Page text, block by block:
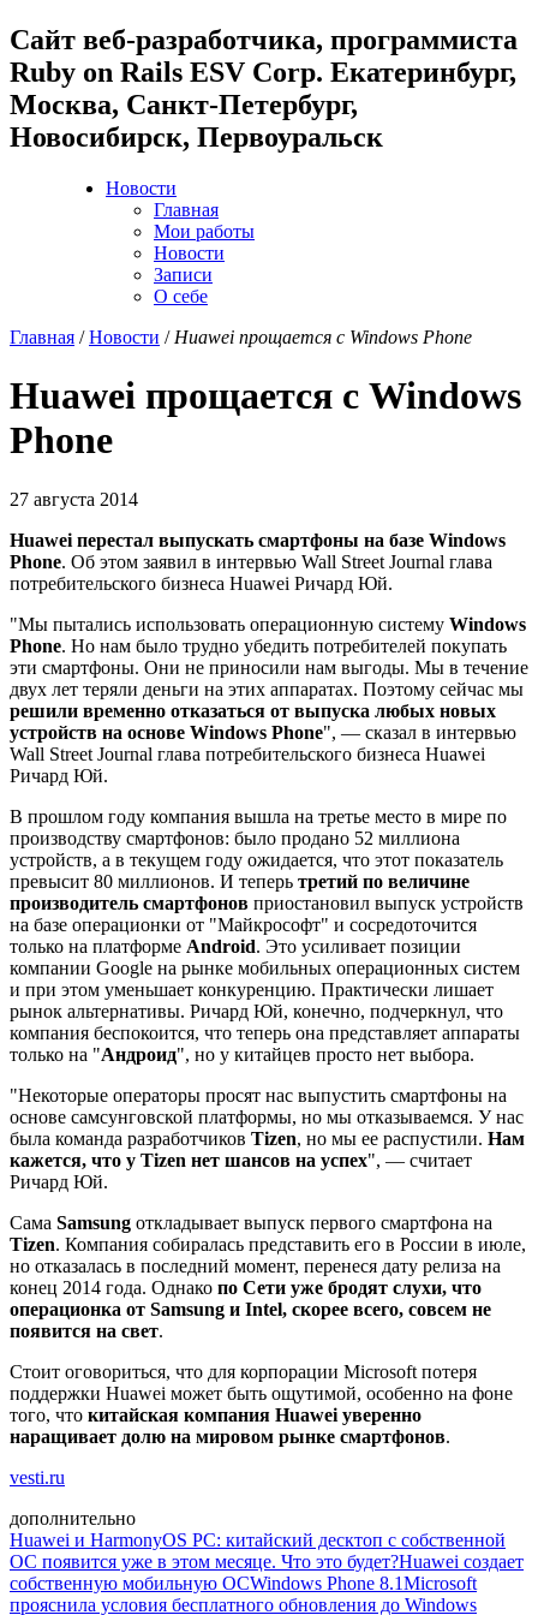
Cайт веб-разработчика, программиста
Ruby on Rails ESV Corp. Екатеринбург,
Москва, Санкт-Петербург,
Новосибирск, Первоуральск
Новости
Главная
Мои работы
Новости
Записи
О себе
Главная /Новости / Huawei прощается с Windows Phone
Huawei прощается с Windows
Phone
27 августа 2014
Huawei перестал выпускать смартфоны на базе Windows
Phone. Об этом заявил в интервью Wall Street Journal глава
потребительского бизнеса Huawei Ричард Юй.
"Мы пытались использовать операционную систему Windows
Phone. Но нам было трудно убедить потребителей покупать
эти смартфоны. Они не приносили нам выгоды. Мы в течение
двух лет теряли деньги на этих аппаратах. Поэтому сейчас мы
решили временно отказаться от выпуска любых новых
устройств на основе Windows Phone", — сказал в интервью
Wall Street Journal глава потребительского бизнеса Huawei
Ричард Юй.
В прошлом году компания вышла на третье место в мире по
производству смартфонов: было продано 52 миллиона
устройств, а в текущем году ожидается, что этот показатель
превысит 80 миллионов. И теперь третий по величине
производитель смартфонов приостановил выпуск устройств
на базе операционки от "Майкрософт" и сосредоточится
только на платформе Android. Это усиливает позиции
компании Google на рынке мобильных операционных систем
и при этом уменьшает конкуренцию. Практически лишает
рынок альтернативы. Ричард Юй, конечно, подчеркнул, что
компания беспокоится, что теперь она представляет аппараты
только на "Андроид", но у китайцев просто нет выбора.
"Некоторые операторы просят нас выпустить смартфоны на
основе самсунговской платформы, но мы отказываемся. У нас
была команда разработчиков Tizen, но мы ее распустили. Нам
кажется, что у Tizen нет шансов на успех", — считает
Ричард Юй.
Сама Samsung откладывает выпуск первого смартфона на
Tizen. Компания собиралась представить его в России в июле,
но отказалась в последний момент, перенеся дату релиза на
конец 2014 года. Однако по Сети уже бродят слухи, что
операционка от Samsung и Intel, скорее всего, совсем не
появится на свет.
Стоит оговориться, что для корпорации Microsoft потеря
поддержки Huawei может быть ощутимой, особенно на фоне
того, что китайская компания Huawei уверенно
наращивает долю на мировом рынке смартфонов.
vesti.ru
дополнительно
Huawei и HarmonyOS PC: китайский десктоп с собственной
ОС появится уже в этом месяце. Что это будет?Huawei создает
собственную мобильную ОСWindows Phone 8.1Microsoft
прояснила условия бесплатного обновления до Windows